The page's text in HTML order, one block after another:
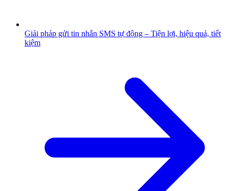
Giải pháp gửi tin nhắn SMS tự động – Tiện lợi, hiệu quả, tiết
kiệm